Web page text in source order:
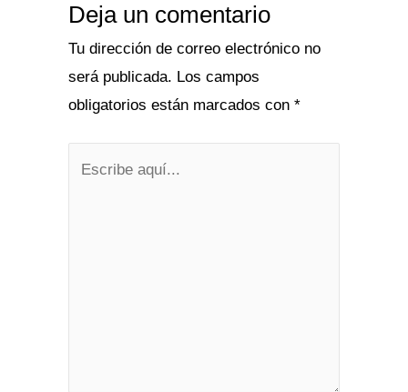
Deja un comentario
Tu dirección de correo electrónico no
será publicada. Los campos
obligatorios están marcados con *